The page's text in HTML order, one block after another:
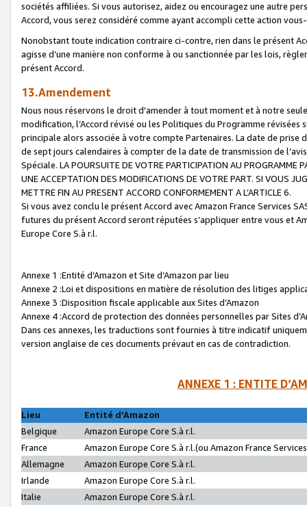
sociétés affiliées. Si vous autorisez, aidez ou encouragez une autre
Accord, vous serez considéré comme ayant accompli cette action
Nonobstant toute indication contraire ci-contre, rien dans le présent
agisse d’une manière non conforme à ou sanctionnée par les lois,
présent Accord.
13.Amendement
Nous nous réservons le droit d'amender à tout moment et à notre
modification, l’Accord révisé ou les Politiques du Programme
principale alors associée à votre compte Partenaires. La date de
de sept jours calendaires à compter de la date de transmission de
Spéciale. LA POURSUITE DE VOTRE PARTICIPATION AU PROGRAMME
UNE ACCEPTATION DES MODIFICATIONS DE VOTRE PART. SI VOUS
METTRE FIN AU PRESENT ACCORD CONFORMEMENT A L’ARTICLE 6.
Si vous avez conclu le présent Accord avec Amazon France Services
futures du présent Accord seront réputées s’appliquer entre vous et
Europe Core S.à r.l.
Annexe 1 :Entité d’Amazon et Site d’Amazon par lieu
Annexe 2 :Loi et dispositions en matière de résolution des litiges
Annexe 3 :Disposition fiscale applicable aux Sites d’Amazon
Annexe 4 :Accord de protection des données personnelles par Sites
Dans ces annexes, les traductions sont fournies à titre indicatif
version anglaise de ces documents prévaut en cas de contradiction.
ANNEXE 1 : ENTITE
Lieu
Entité d’Amazon
Belgique
Amazon Europe Core S.à r.l.
France
Amazon Europe Core S.à r.l.(ou Amazon France
Allemagne
Amazon Europe Core S.à r.l.
Irlande
Amazon Europe Core S.à r.l.
Italie
Amazon Europe Core S.à r.l.